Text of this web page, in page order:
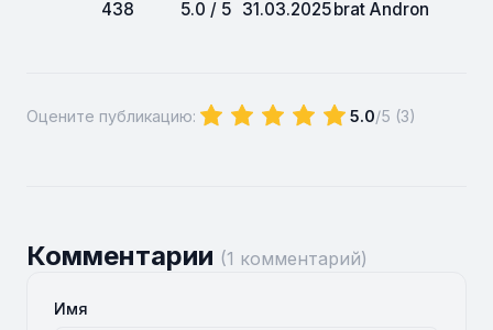
438 5.0 / 5 31.03.2025brat Andron
Оцените публикацию: 5.0/5 (3)
Комментарии (1 комментарий)
Имя